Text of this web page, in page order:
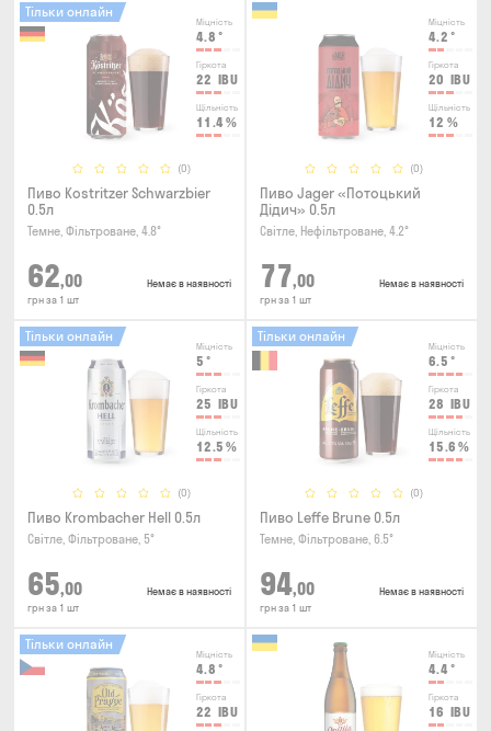
Міцність
4.8 °
Гіркота
22 IBU
Щільність
11.4 %
(0)
Тільки онлайн
Пиво Kostritzer Schwarzbier
0.5л
Темне, Фільтроване, 4.8°
62,00
грн за 1 шт
Немає в наявності
Міцність
4.2 °
Гіркота
20 IBU
Щільність
12 %
(0)
Пиво Jager «Потоцький
Дідич» 0.5л
Світле, Нефільтроване, 4.2°
77,00
грн за 1 шт
Немає в наявності
Міцність
5 °
Гіркота
25 IBU
Щільність
12.5 %
(0)
Тільки онлайн
Пиво Krombacher Hell 0.5л
Світле, Фільтроване, 5°
65,00
грн за 1 шт
Немає в наявності
Міцність
6.5 °
Гіркота
28 IBU
Щільність
15.6 %
(0)
Тільки онлайн
Пиво Leffe Brune 0.5л
Темне, Фільтроване, 6.5°
94,00
грн за 1 шт
Немає в наявності
Міцність
4.8 °
Гіркота
22 IBU
Тільки онлайн
Міцність
4.4 °
Гіркота
16 IBU